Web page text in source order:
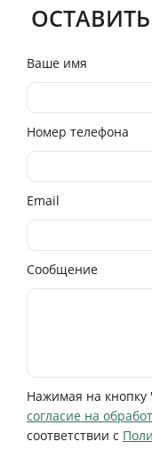
Ваше имя
Номер телефона
Email
Сообщение
Нажимая на кнопку
согласие на
соответствии с